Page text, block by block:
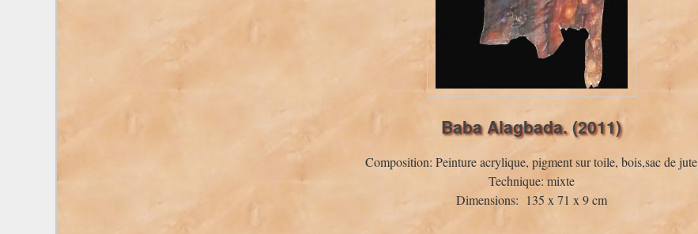
Baba Alagbada. (2011)
Composition: Peinture acrylique, pigment sur toile, bois,sac de jute
Technique: mixte
Dimensions: 135 x 71 x 9 cm